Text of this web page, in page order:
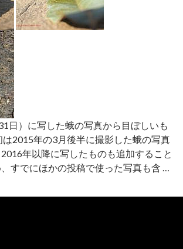
日）に写した蛾の写真から目ぼしいも
は2015年の3月後半に撮影した蛾の写真
年以降に写したものも追加すること
すでにほかの投稿で使った写真も含 …